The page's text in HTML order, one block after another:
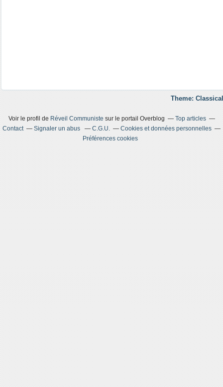
Theme:
Voir le profil de Réveil Communiste sur le portail Overblog
Top articles
Contact
Signaler un abus C.G.U.
Cookies et données personnelles
Préférences cookies